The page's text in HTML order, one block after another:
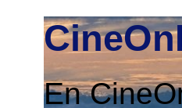
En